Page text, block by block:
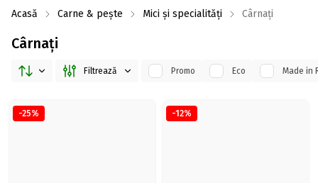
Acasă Carne & pește Mici și specialități Cârnați
Cârnați
Filtrează Promo Eco Made in
-25% -12%